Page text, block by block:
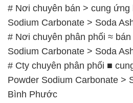
# Nơi chuyên bán > cung ứng
Sodium Carbonate > Soda
# Nơi chuyên phân phối ≈
Sodium Carbonate > Soda
# Cty chuyên phân phối ■
Powder Sodium Carbonate >
Bình Phước